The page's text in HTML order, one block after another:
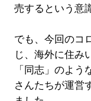
売するという意
でも、今回のコ
じ、海外に住み
「同志」のよ
さんたちが運営